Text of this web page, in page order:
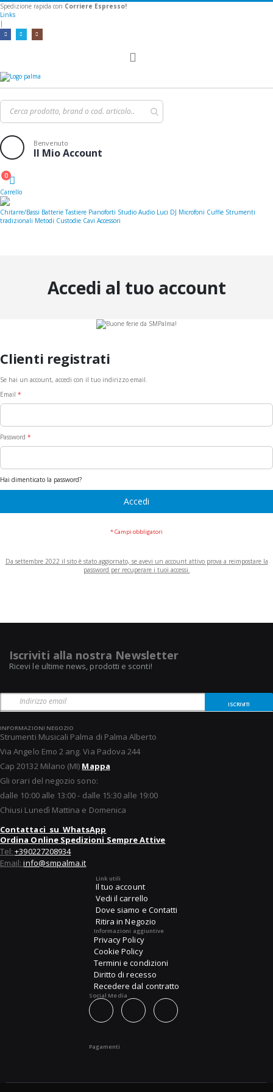
Spedizione rapida con Corriere Espresso!
Links
|
Benvenuto
Il Mio Account
Cart
0
Carrello
Chitarre/Bassi Batterie Tastiere Pianoforti Studio Audio Luci DJ Microfoni Cuffie Strumenti
tradizionali Metodi Custodie Cavi Accessori
Accedi al tuo account
Clienti registrati
Se hai un account, accedi con il tuo indirizzo email.
Email
Password
Hai dimenticato la password?
Accedi
Da settembre 2022 il sito è stato aggiornato, se avevi un account attivo prova a reimpostare la
password per recuperare i tuoi accessi.
Iscriviti alla nostra Newsletter
Ricevi le ultime news, prodotti e sconti!
ISCRIVITI
INFORMAZIONI NEGOZIO
Strumenti Musicali Palma di Palma Alberto
Via Angelo Emo 2 ang. Via Padova 244
Cap 20132 Milano (MI) Mappa
Gli orari del negozio sono:
dalle 10:00 alle 13:00 - dalle 15:30 alle 19:00
Chiusi Lunedì Mattina e Domenica
Contattaci su WhatsApp
Ordina Online Spedizioni Sempre Attive
Tel:+390227208934
Email:info@smpalma.it
Link utili
Il tuo account
Vedi il carrello
Dove siamo e Contatti
Ritira in Negozio
Informazioni aggiuntive
Privacy Policy
Cookie Policy
Termini e condizioni
Diritto di recesso
Recedere dal contratto
Social Media
Pagamenti